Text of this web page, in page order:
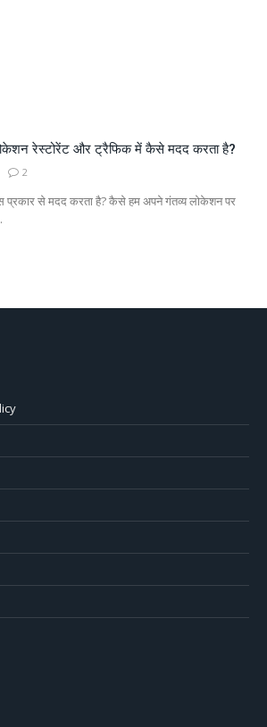
रेस्टोरेंट और ट्रैफिक में कैसे मदद करता है?
2
प्रकार से मदद करता है? कैसे हम अपने गंतव्य लोकेशन पर